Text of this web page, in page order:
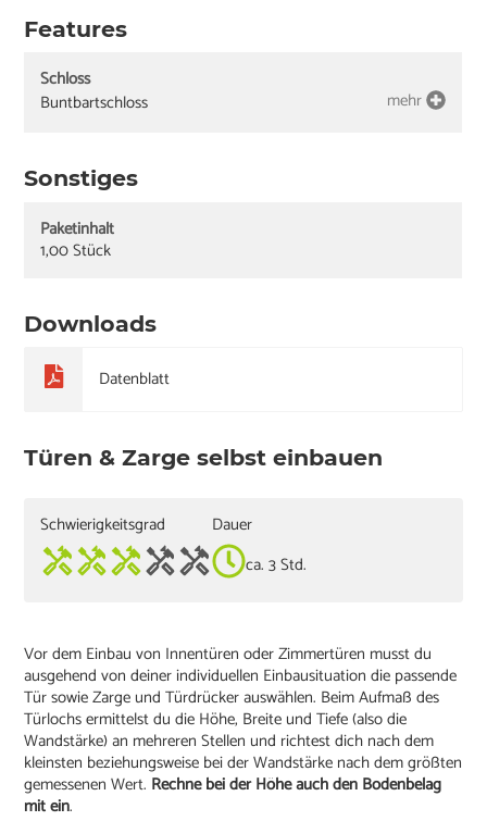
Features
Schloss
Buntbartschloss
mehr
Sonstiges
Paketinhalt
1,00 Stück
Downloads
Datenblatt
Türen & Zarge selbst einbauen
Schwierigkeitsgrad
Dauer
ca. 3 Std.
Vor dem Einbau von Innentüren oder Zimmertüren musst du
ausgehend von deiner individuellen Einbausituation die passende
Tür sowie Zarge und Türdrücker auswählen. Beim Aufmaß des
Türlochs ermittelst du die Höhe, Breite und Tiefe (also die
Wandstärke) an mehreren Stellen und richtest dich nach dem
kleinsten beziehungsweise bei der Wandstärke nach dem größten
gemessenen Wert. Rechne bei der Höhe auch den Bodenbelag
mit ein.